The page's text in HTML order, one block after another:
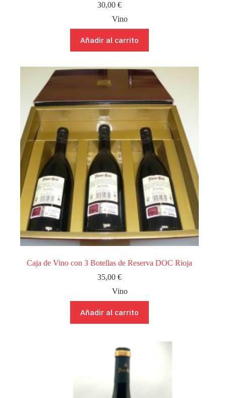
30,00€
Vino
Añadir al carrito
Caja de Vino con 3 Botellas de Reserva DOC Rioja
35,00€
Vino
Añadir al carrito